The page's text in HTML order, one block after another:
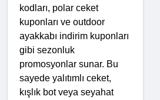
kodları, polar ceket
kuponları ve outdoor
ayakkabı indirim kuponları
gibi sezonluk
promosyonlar sunar. Bu
sayede yalıtımlı ceket,
kışlık bot veya seyahat